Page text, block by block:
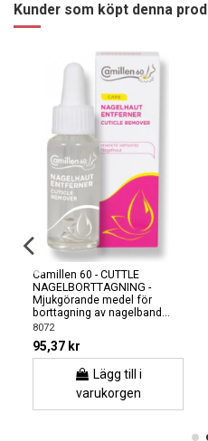
Kunder som köpt denna
Camillen 60 - CUTTLE
NAGELBORTTAGNING -
Mjukgörande medel för
borttagning av nagelband...
8072
95,37 kr
Lägg till i
varukorgen